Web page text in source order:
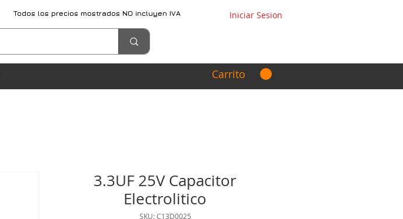
Todos los precios mostrados NO incluyen IVA Iniciar Sesion
Carrito
3.3UF 25V Capacitor
Electrolitico
SKU: C13D0025